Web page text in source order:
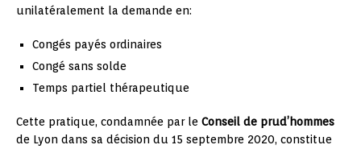
unilatéralement la demande en:
Congés payés ordinaires
Congé sans solde
Temps partiel thérapeutique
Cette pratique, condamnée par le Conseil de prud’hommes
de Lyon dans sa décision du 15 septembre 2020, constitue